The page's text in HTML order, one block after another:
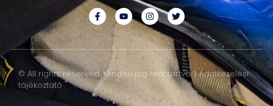
© All rights reserved. Minden jog fenntartva. | Adatkezelési
tájékoztató